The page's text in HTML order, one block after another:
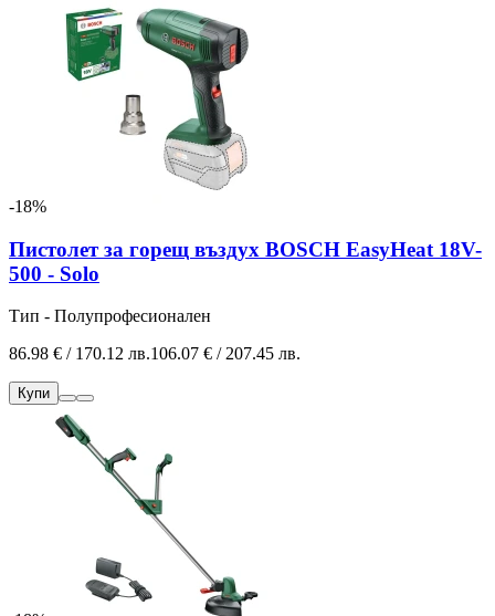
-18%
Пистолет за горещ въздух BOSCH EasyHeat 18V-
500 - Solo
Тип - Полупрофесионален
86.98 € / 170.12 лв.106.07 € / 207.45 лв.
Купи